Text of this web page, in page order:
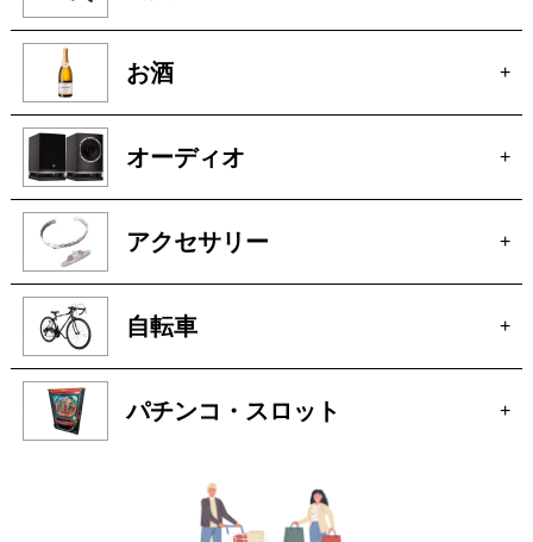
お酒 +
オーディオ +
アクセサリー +
自転車 +
パチンコ・スロット +